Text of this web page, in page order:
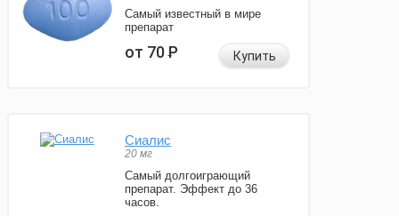
Самый известный в мире
препарат
от 70Р Купить
Сиалис
20 мг
Самый долгоиграющий
препарат. Эффект до 36
часов.